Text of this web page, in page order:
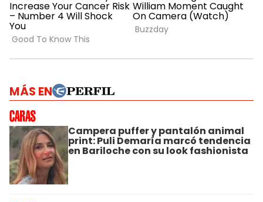
MÁS EN
Campera puffer y pantalón animal
print: Puli Demaría marcó tendencia
en Bariloche con su look fashionista